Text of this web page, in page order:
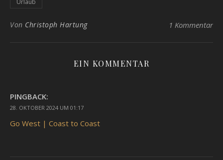
Urlaub
Von Christoph Hartung 1 Kommentar
EIN KOMMENTAR
PINGBACK:
28. OKTOBER 2024 UM 01:17
Go West | Coast to Coast